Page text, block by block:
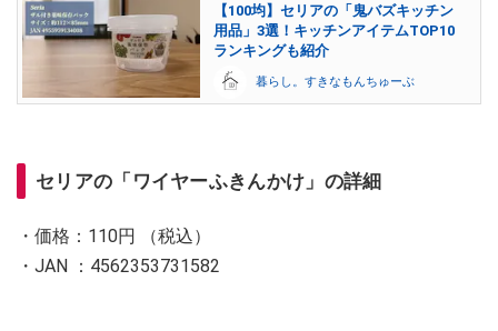
【100均】セリアの「鬼バズキッチン
用品」3選！キッチンアイテムTOP10
ランキングも紹介
暮らし。すきなもんちゅーぶ
セリアの「ワイヤーふきんかけ」の詳細
・価格：110円 （税込）
・JAN ：4562353731582